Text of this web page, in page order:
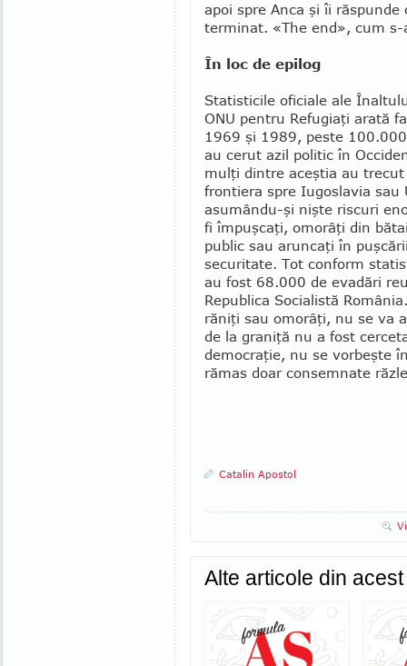
apoi spre Anca şi îi
terminat. «The end», cum
În loc de epilog
Statisticile oficiale ale
ONU pentru Refugiaţi arată
1969 şi 1989, peste
au cerut azil politic în
mulţi dintre aceştia au
frontiera spre Iugoslavia sau
asumându-şi nişte ris­curi
fi împuşcaţi, omorâţi din
public sau aruncaţi în
securitate. Tot conform
au fost 68.000 de evadări
Republica Socialistă
răniţi sau omo­râţi, nu se va
de la graniţă nu a fost
democraţie, nu se vor­beşte
rămas doar consem­nate
Catalin Apostol
Alte articole din